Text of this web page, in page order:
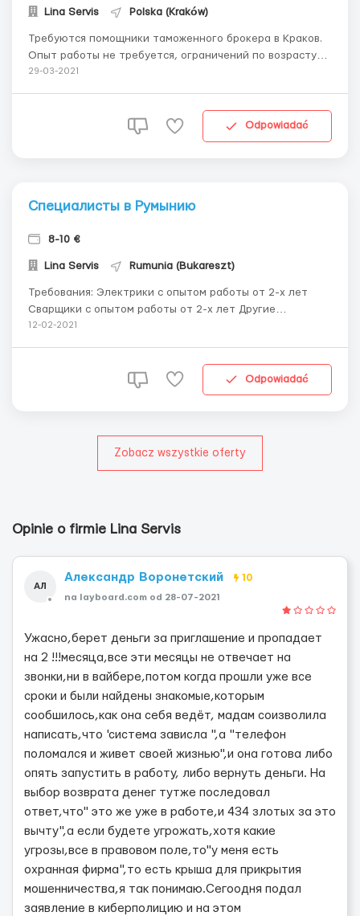
Lina Servis Polska (Kraków)
Требуются помощники таможенного брокера в Краков.
Опыт работы не требуется, ограничений по возрасту
нет. Зп: 4000-4700 zł. (в зависимости от уровня знаний
часовой рабочий день, 5ти дневна...
29-03-2021
Odpowiadać
Специалисты в Румынию
8-10 €
Lina Servis Rumunia (Bukareszt)
Требования: Электрики с опытом работы от 2-х лет
Сварщики с опытом работы от 2-х лет Другие
специалисты, которые разбираются в монтаже труб,
знание английского языка Возможны собеседования о...
12-02-2021
Odpowiadać
Zobacz wszystkie oferty
Opinie o firmie Lina Servis
AЛ
Aлександр Воронетский 10
na layboard.com od 28-07-2021
Ужасно,берет деньги за приглашение и пропадает
на 2 !!!месяца,все эти месяцы не отвечает на
звонки,ни в вайбере,потом когда прошли уже все
сроки и были найдены знакомые,которым
сообшилось,как она себя ведёт, мадам соизволила
написать,что 'система зависла ",а "телефон
поломался и живет своей жизнью",и она готова либо
опять запустить в работу, либо вернуть деньги. На
выбор возврата денег тутже последовал
ответ,что" это же уже в работе,и 434 злотых за это
вычту",а если будете угрожать,хотя какие
угрозы,все в правовом поле,то"у меня есть
охранная фирма",то есть крыша для прикрытия
мошенничества,я так понимаю.Сегоодня подал
заявление в киберполицию и на этом